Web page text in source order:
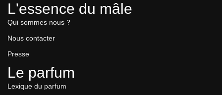
L'essence du mâle
Qui sommes nous ?
Nous contacter
Presse
Le parfum
Lexique du parfum